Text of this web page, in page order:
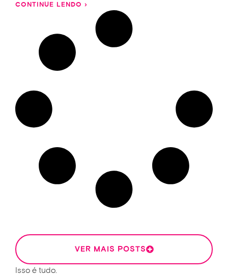
CONTINUE LENDO ›
VER MAIS POSTS
Isso é tudo.